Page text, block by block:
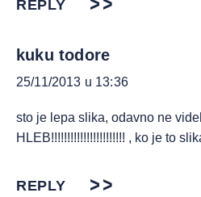
REPLY
kuku todore
25/11/2013 u 13:36
sto je lepa slika, odavno ne
HLEB!!!!!!!!!!!!!!!!!!!!!!! , ko je to
REPLY